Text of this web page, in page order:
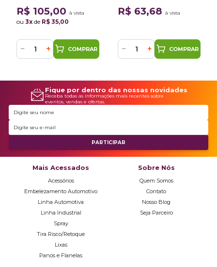
Renault 0,9L
R$ 105,00 à vista
ou 3x de R$ 35,00
− + COMPRAR
VW 0,9L
R$ 63,68 à vista
− + COMPRAR
Fique por dentro das nossas novidades
Receba todas as informações mais recentes sobre
eventos, vendas e ofertas.
Mais Acessados
Acessórios
Embelezamento Automotivo
Linha Automotiva
Linha Industrial
Spray
Tira Risco/Retoque
Lixas
Panos e Flanelas
Sobre Nós
Quem Somos
Contato
Nosso Blog
Seja Parceiro